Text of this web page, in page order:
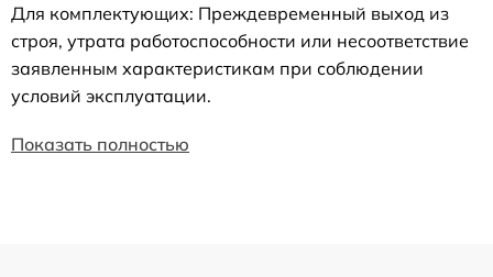
Для комплектующих: Преждевременный выход из
строя, утрата работоспособности или несоответствие
заявленным характеристикам при соблюдении
условий эксплуатации.
Показать полностью